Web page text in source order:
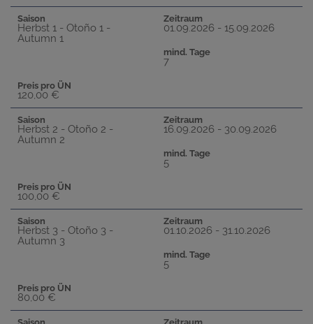
Saison
Herbst 1 - Otoño 1 -
Autumn 1
Zeitraum
01.09.2026 - 15.09.2026
mind. Tage
7
Preis pro ÜN
120,00 €
Saison
Herbst 2 - Otoño 2 -
Autumn 2
Zeitraum
16.09.2026 - 30.09.2026
mind. Tage
5
Preis pro ÜN
100,00 €
Saison
Herbst 3 - Otoño 3 -
Autumn 3
Zeitraum
01.10.2026 - 31.10.2026
mind. Tage
5
Preis pro ÜN
80,00 €